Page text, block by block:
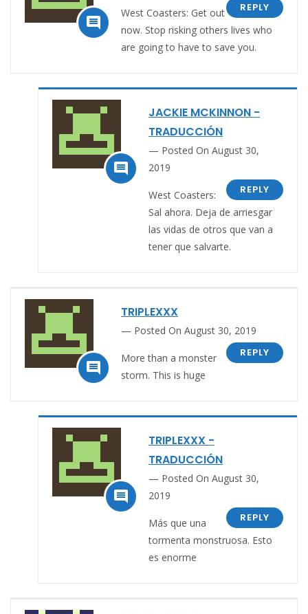

REPLY
West Coasters: Get out
now. Stop risking others lives who
are going to have to save you.

JACKIE MCKINNON -
TRADUCCIÓN
Posted On August 30,
2019
REPLY
West Coasters:
Sal ahora. Deja de arriesgar
las vidas de otros que van a
tener que salvarte.

TRIPLEXXX
Posted On August 30, 2019
REPLY
More than a monster
storm. This is huge

TRIPLEXXX -
TRADUCCIÓN
Posted On August 30,
2019
REPLY
Más que una
tormenta monstruosa. Esto
es enorme